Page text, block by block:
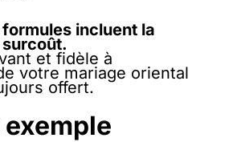
incluent la
et fidèle à
votre mariage oriental
offert.